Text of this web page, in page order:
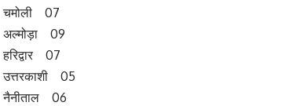
चमोली 07
अल्मोड़ा 09
हरिद्वार 07
उत्तरकाशी 05
नैनीताल 06